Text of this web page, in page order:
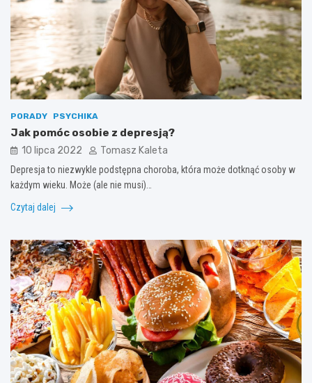
PORADY PSYCHIKA
Jak pomóc osobie z depresją?
10 lipca 2022 Tomasz Kaleta
Depresja to niezwykle podstępna choroba, która może dotknąć osoby w
każdym wieku. Może (ale nie musi)…
Czytaj dalej